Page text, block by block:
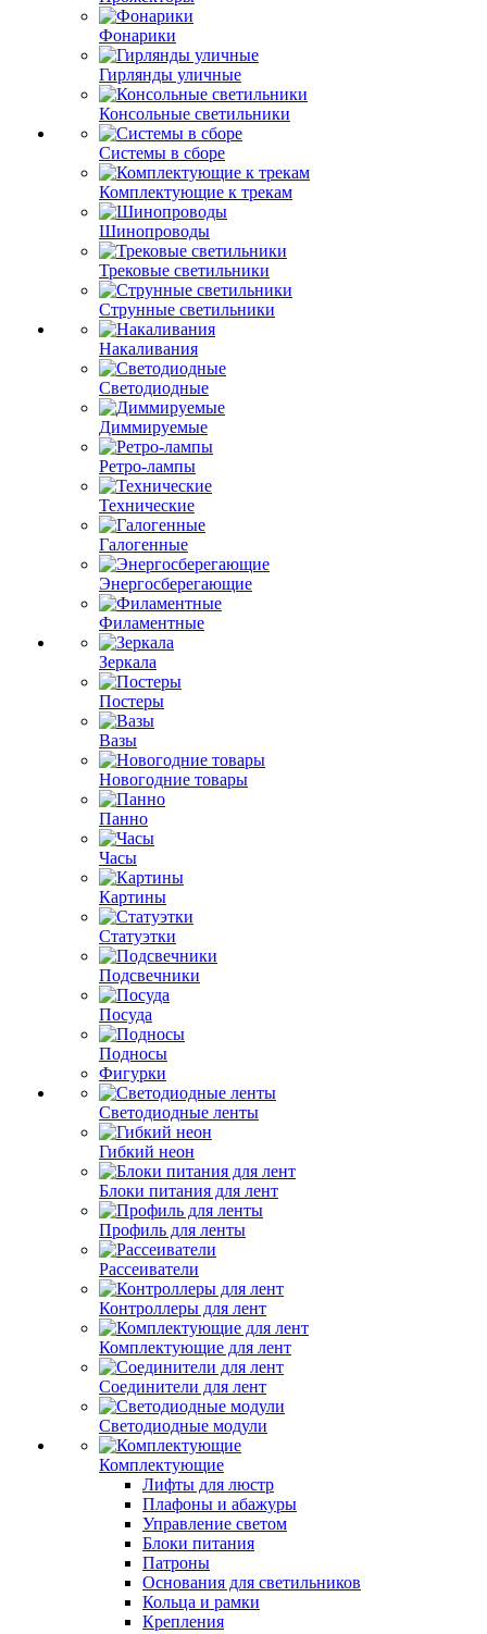
Фонарики
Гирлянды уличные
Консольные светильники
Системы в сборе
Комплектующие к трекам
Шинопроводы
Трековые светильники
Струнные светильники
Накаливания
Светодиодные
Диммируемые
Ретро-лампы
Технические
Галогенные
Энергосберегающие
Филаментные
Зеркала
Постеры
Вазы
Новогодние товары
Панно
Часы
Картины
Статуэтки
Подсвечники
Посуда
Подносы
Фигурки
Светодиодные ленты
Гибкий неон
Блоки питания для лент
Профиль для ленты
Рассеиватели
Контроллеры для лент
Комплектующие для лент
Соединители для лент
Светодиодные модули
Комплектующие
Лифты для люстр
Плафоны и абажуры
Управление светом
Блоки питания
Патроны
Основания для светильников
Кольца и рамки
Крепления